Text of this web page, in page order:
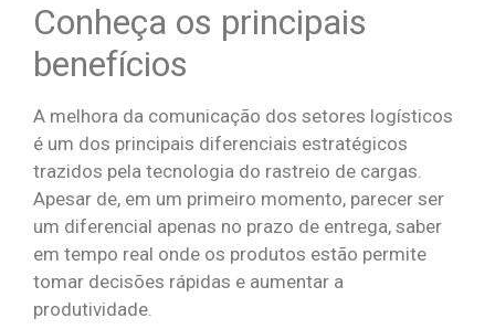
Conheça os principais
benefícios
A melhora da comunicação dos setores logísticos
é um dos principais diferenciais estratégicos
trazidos pela tecnologia do rastreio de cargas.
Apesar de, em um primeiro momento, parecer ser
um diferencial apenas no prazo de entrega, saber
em tempo real onde os produtos estão permite
tomar decisões rápidas e aumentar a
produtividade.